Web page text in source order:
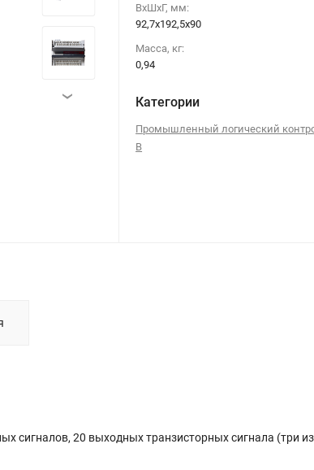
›
ВхШхГ, мм:
92,7х192,5х90
Масса, кг:
0,94
Категории
Промышленный логический
B
сигналов, 20 выходных транзисторных сигнала (три